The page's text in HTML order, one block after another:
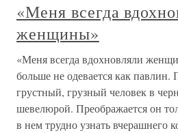
«Меня всегда
женщины»
«Меня всегда вдохновляли
больше не одевается как
грустный, грузный человек в
шевелюрой. Преображается он
в нем трудно узнать вчерашнего